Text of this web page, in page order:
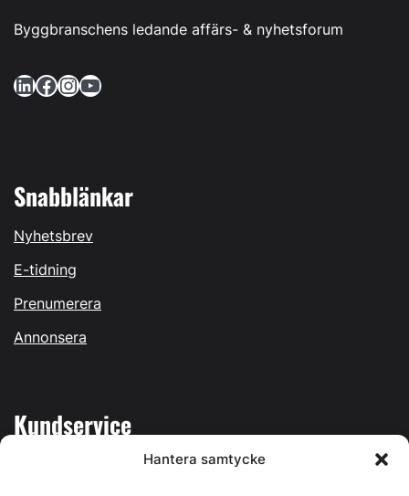
Hantera samtycke
Byggbranschens ledande affärs- & nyhetsforum
LinkedIn Facebook InstagramYouTube
Snabblänkar
Nyhetsbrev
E-tidning
Prenumerera
Annonsera
Kundservice